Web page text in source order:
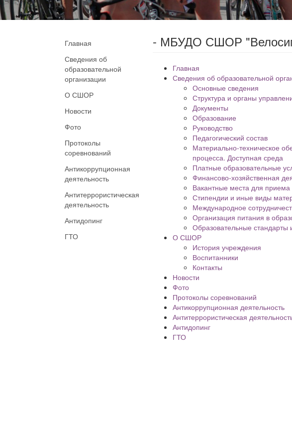
Главная
Сведения об
образовательной
организации
О СШОР
Новости
Фото
Протоколы
соревнований
Антикоррупционная
деятельность
Антитеррористическая
деятельность
Антидопинг
ГТО
- МБУДО СШОР
Главная
Сведения об образовательной
Основные сведения
Структура и органы
Документы
Образование
Руководство
Педагогический состав
Материально-техническое
процесса. Доступная среда
Платные образовательные
Финансово-хозяйственная
Вакантные места для
Стипендии и иные виды
Международное
Организация питания в
Образовательные стандарты
О СШОР
История учреждения
Воспитанники
Контакты
Новости
Фото
Протоколы соревнований
Антикоррупционная деятельность
Антитеррористическая
Антидопинг
ГТО